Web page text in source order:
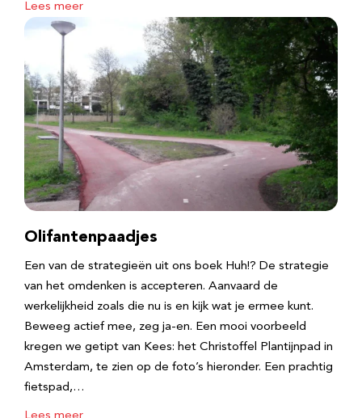
Lees meer
Olifantenpaadjes
Een van de strategieën uit ons boek Huh!? De strategie
van het omdenken is accepteren. Aanvaard de
werkelijkheid zoals die nu is en kijk wat je ermee kunt.
Beweeg actief mee, zeg ja-en. Een mooi voorbeeld
kregen we getipt van Kees: het Christoffel Plantijnpad in
Amsterdam, te zien op de foto’s hieronder. Een prachtig
fietspad,…